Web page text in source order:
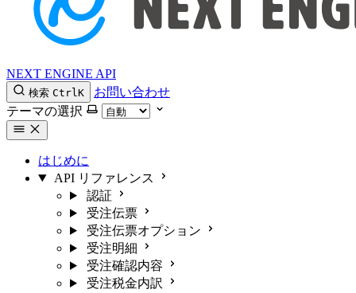
NEXT ENGINE API
検索 CtrlK
お問い合わせ
テーマの選択
はじめに
API リファレンス
認証
受注伝票
受注伝票オプション
受注明細
受注確認内容
受注税金内訳